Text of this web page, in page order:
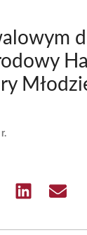
Share Share